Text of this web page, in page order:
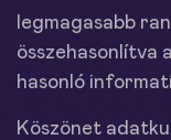
legmagasabb
összehasonlítva
hasonló
Köszönet